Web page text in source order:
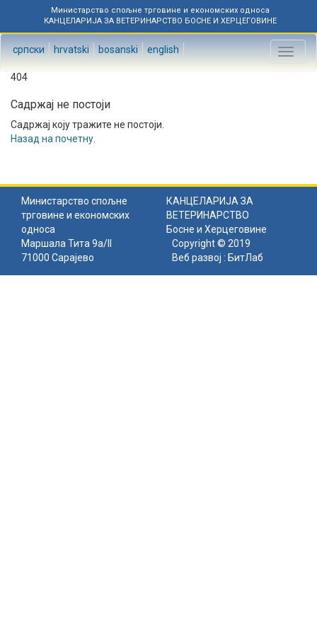
Министарство спољне трговине и економских односа
КАНЦЕЛАРИЈА ЗА ВЕТЕРИНАРСТВО БОСНЕ И ХЕРЦЕГОВИНЕ
српски hrvatski bosanski english
Toggle
404
Садржај не постоји
Садржај коју тражите не постоји.
Назад на почетну
Министарство спољне
трговине и економских
односа
КАНЦЕЛАРИЈА ЗА
ВЕТЕРИНАРСТВО
Босне и Херцеговине
Маршала Тита 9а/II
71000 Сарајево
Copyright © 2019
Веб развој : БитЛаб